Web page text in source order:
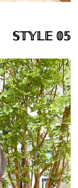
𝕊𝕋𝕐𝕃𝔼 𝟘𝟝